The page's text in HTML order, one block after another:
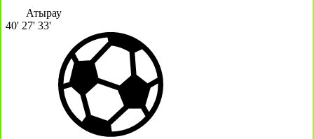
Атырау
40' 27' 33'